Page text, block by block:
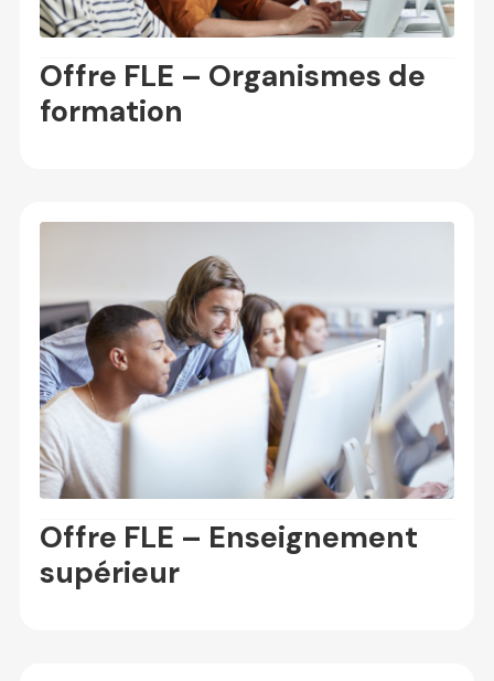
Offre FLE – Organismes de
formation
Offre FLE – Enseignement
supérieur